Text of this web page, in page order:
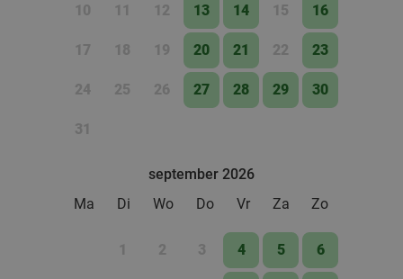
10 11 12 13 14 15 16
17 18 19 20 21 22 23
24 25 26 27 28 29 30
31
september 2026
Ma
Di Wo Do Vr Za Zo
1 2 3 4 5 6